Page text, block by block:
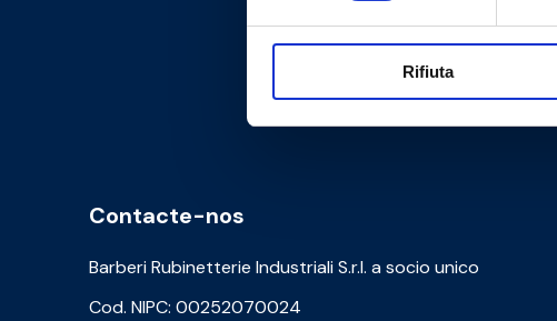
Rifiuta
Contacte-nos
Barberi Rubinetterie Industriali S.r.l. a socio unico
Cod. NIPC: 00252070024